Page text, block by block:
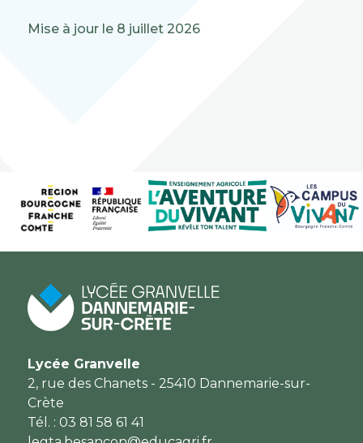
Mise à jour le 8 juillet 2026
Lycée Granvelle
2, rue des Chanets - 25410 Dannemarie-sur-
Crète
Tél. : 03 81 58 61 41